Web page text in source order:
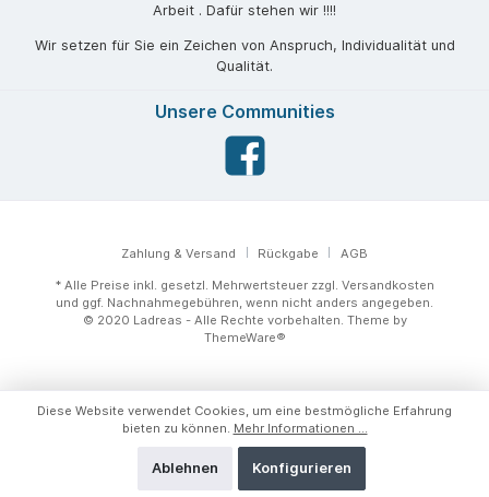
Arbeit . Dafür stehen wir !!!!
Wir setzen für Sie ein Zeichen von Anspruch, Individualität und
Qualität.
Unsere Communities
Zahlung & Versand Rückgabe AGB
* Alle Preise inkl. gesetzl. Mehrwertsteuer zzgl. Versandkosten
und ggf. Nachnahmegebühren, wenn nicht anders angegeben.
© 2020 Ladreas - Alle Rechte vorbehalten. Theme by
ThemeWare®
Diese Website verwendet Cookies, um eine bestmögliche Erfahrung
bieten zu können. Mehr Informationen ...
Ablehnen Konfigurieren